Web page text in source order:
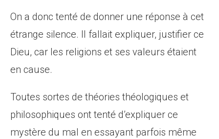
On a donc tenté de donner une réponse à cet
étrange silence. Il fallait expliquer, justifier ce
Dieu, car les religions et ses valeurs étaient
en cause.
Toutes sortes de théories théologiques et
philosophiques ont tenté d’expliquer ce
mystère du mal en essayant parfois même